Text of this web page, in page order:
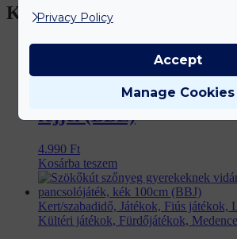
Kapcsolódó termékek
Napelemes szökőkút 4
fejjel (BBL)
4.990 Ft
Kosárba teszem
Kert/szabadidő, Játékok, Fiús játékok,
Kültéri játékok, Fürdőjátékok, Medence
Privacy Policy
Manage Cookies
Accept